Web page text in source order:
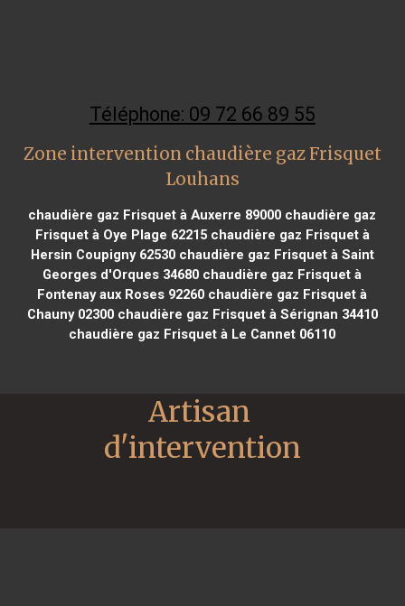
Téléphone: 09 72 66 89 55
Zone intervention chaudière gaz Frisquet
Louhans
chaudière gaz Frisquet à Auxerre 89000 chaudière gaz
Frisquet à Oye Plage 62215chaudière gaz Frisquet à
Hersin Coupigny 62530chaudière gaz Frisquet à Saint
Georges d'Orques 34680 chaudière gaz Frisquet à
Fontenay aux Roses 92260 chaudière gaz Frisquet à
Chauny 02300chaudière gaz Frisquet à Sérignan 34410
chaudière gaz Frisquet à Le Cannet 06110
Artisan
d'intervention